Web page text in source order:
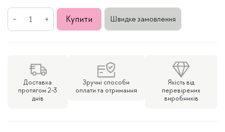
хрестик
Купити Швидке замовлення
Доставка
протягом 2-3
днів
Зручні способи
оплати та отримання
Якість від
перевірених
виробників